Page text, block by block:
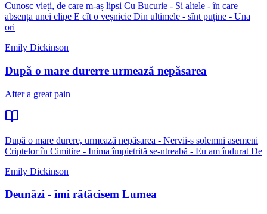
Cunosc vieți, de care m-aș lipsi Cu Bucurie - Și altele - în care
absența unei clipe E cît o veșnicie Din ultimele - sînt puține - Una
ori
Emily Dickinson
După o mare durerre urmează nepăsarea
After a great pain
După o mare durere, urmează nepăsarea - Nervii-s solemni asemeni
Criptelor în Cimitire - Inima împietrită se-ntreabă - Eu am îndurat De
Emily Dickinson
Deunăzi - îmi rătăcisem Lumea